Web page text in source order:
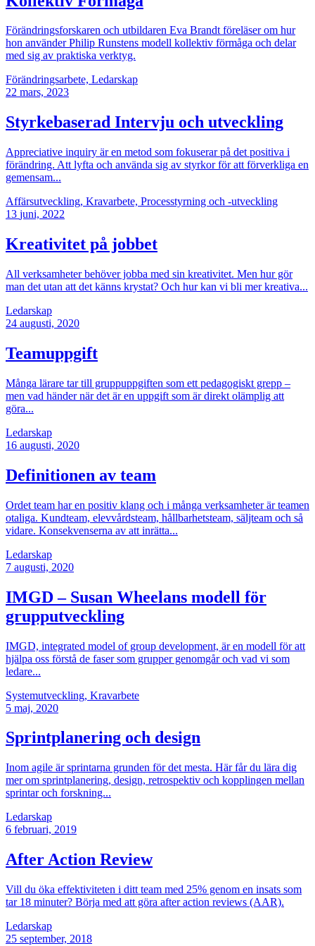
Förändringsforskaren och utbildaren Eva Brandt föreläser om hur
hon använder Philip Runstens modell kollektiv förmåga och delar
med sig av praktiska verktyg.
Förändringsarbete, Ledarskap
22 mars, 2023
Styrkebaserad Intervju och utveckling
Appreciative inquiry är en metod som fokuserar på det positiva i
förändring. Att lyfta och använda sig av styrkor för att förverkliga en
gemensam...
Affärsutveckling, Kravarbete, Processtyrning och -utveckling
13 juni, 2022
Kreativitet på jobbet
All verksamheter behöver jobba med sin kreativitet. Men hur gör
man det utan att det känns krystat? Och hur kan vi bli mer kreativa...
Ledarskap
24 augusti, 2020
Teamuppgift
Många lärare tar till gruppuppgiften som ett pedagogiskt grepp –
men vad händer när det är en uppgift som är direkt olämplig att
göra...
Ledarskap
16 augusti, 2020
Definitionen av team
Ordet team har en positiv klang och i många verksamheter är teamen
otaliga. Kundteam, elevvårdsteam, hållbarhetsteam, säljteam och så
vidare. Konsekvenserna av att inrätta...
Ledarskap
7 augusti, 2020
IMGD – Susan Wheelans modell för
grupputveckling
IMGD, integrated model of group development, är en modell för att
hjälpa oss förstå de faser som grupper genomgår och vad vi som
ledare...
Systemutveckling, Kravarbete
5 maj, 2020
Sprintplanering och design
Inom agile är sprintarna grunden för det mesta. Här får du lära dig
mer om sprintplanering, design, retrospektiv och kopplingen mellan
sprintar och forskning...
Ledarskap
6 februari, 2019
After Action Review
Vill du öka effektiviteten i ditt team med 25% genom en insats som
tar 18 minuter? Börja med att göra after action reviews (AAR).
Ledarskap
25 september, 2018